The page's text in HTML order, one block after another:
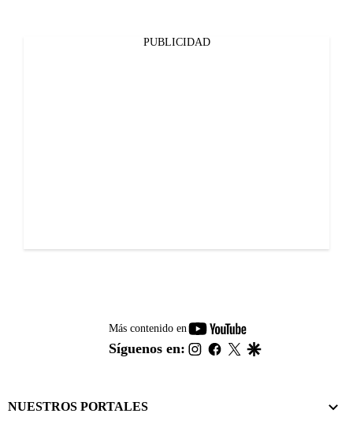
PUBLICIDAD
Más contenido en
youtube-
footer
Síguenos en: instagram
facebook
twitter
NUESTROS PORTALES